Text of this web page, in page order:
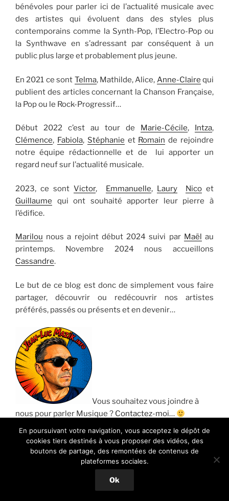
bénévoles pour parler ici de l’actualité musicale avec
des artistes qui évoluent dans des styles plus
contemporains comme la Synth-Pop, l’Electro-Pop ou
la Synthwave en s’adressant par conséquent à un
public plus large et probablement plus jeune.
En 2021 ce sont Telma, Mathilde, Alice, Anne-Claire qui
publient des articles concernant la Chanson Française,
la Pop ou le Rock-Progressif…
Début 2022 c’est au tour de Marie-Cécile, Intza,
Clémence, Fabiola, Stéphanie et Romain de rejoindre
notre équipe rédactionnelle et de lui apporter un
regard neuf sur l’actualité musicale.
2023, ce sontVictor, Emmanuelle, Laury Nicoet
Guillaume qui ont souhaité apporter leur pierre à
l’édifice.
Marilou nous a rejoint début 2024 suivi par Maël au
printemps. Novembre 2024 nous accueillons
Cassandre.
Le but de ce blog est donc de simplement vous faire
partager, découvrir ou redécouvrir nos artistes
préférés, passés ou présents et en devenir…
Vous souhaitez vous joindre à
nous pour parler Musique ? Contactez-moi…
Jean-Luc
AdminMazik.info
En poursuivant votre navigation, vous acceptez le dépôt de
cookies tiers destinés à vous proposer des vidéos, des
boutons de partage, des remontées de contenus de
plateformes sociales.
Ok